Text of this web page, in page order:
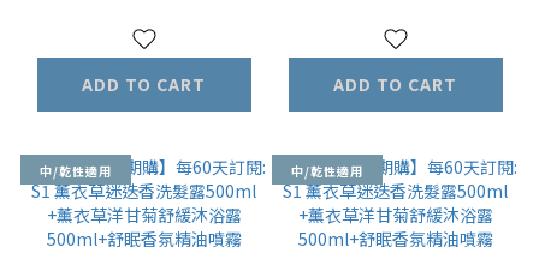
ADD TO CART ADD TO CART
中/乾性適用 中/乾性適用